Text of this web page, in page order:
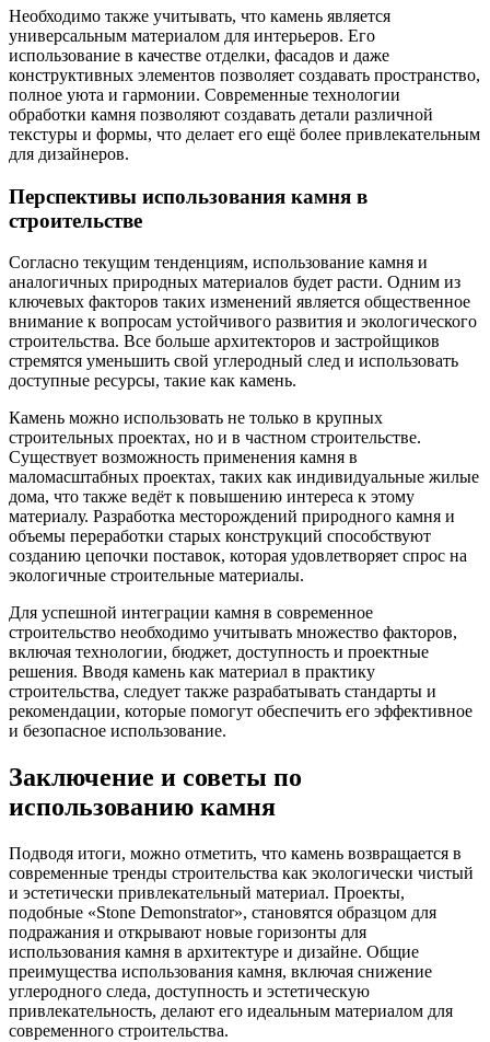
Необходимо также учитывать, что камень является
универсальным материалом для интерьеров. Его
использование в качестве отделки, фасадов и даже
конструктивных элементов позволяет создавать пространство,
полное уюта и гармонии. Современные технологии
обработки камня позволяют создавать детали различной
текстуры и формы, что делает его ещё более привлекательным
для дизайнеров.
Перспективы использования камня в
строительстве
Согласно текущим тенденциям, использование камня и
аналогичных природных материалов будет расти. Одним из
ключевых факторов таких изменений является общественное
внимание к вопросам устойчивого развития и экологического
строительства. Все больше архитекторов и застройщиков
стремятся уменьшить свой углеродный след и использовать
доступные ресурсы, такие как камень.
Камень можно использовать не только в крупных
строительных проектах, но и в частном строительстве.
Существует возможность применения камня в
маломасштабных проектах, таких как индивидуальные жилые
дома, что также ведёт к повышению интереса к этому
материалу. Разработка месторождений природного камня и
объемы переработки старых конструкций способствуют
созданию цепочки поставок, которая удовлетворяет спрос на
экологичные строительные материалы.
Для успешной интеграции камня в современное
строительство необходимо учитывать множество факторов,
включая технологии, бюджет, доступность и проектные
решения. Вводя камень как материал в практику
строительства, следует также разрабатывать стандарты и
рекомендации, которые помогут обеспечить его эффективное
и безопасное использование.
Заключение и советы по
использованию камня
Подводя итоги, можно отметить, что камень возвращается в
современные тренды строительства как экологически чистый
и эстетически привлекательный материал. Проекты,
подобные «Stone Demonstrator», становятся образцом для
подражания и открывают новые горизонты для
использования камня в архитектуре и дизайне. Общие
преимущества использования камня, включая снижение
углеродного следа, доступность и эстетическую
привлекательность, делают его идеальным материалом для
современного строительства.